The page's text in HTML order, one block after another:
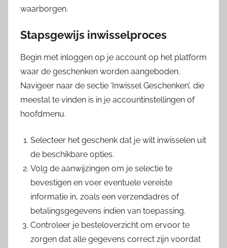
waarborgen.
Stapsgewijs inwisselproces
Begin met inloggen op je account op het platform
waar de geschenken worden aangeboden.
Navigeer naar de sectie ‘Inwissel Geschenken’, die
meestal te vinden is in je accountinstellingen of
hoofdmenu.
Selecteer het geschenk dat je wilt inwisselen uit
de beschikbare opties.
Volg de aanwijzingen om je selectie te
bevestigen en voer eventuele vereiste
informatie in, zoals een verzendadres of
betalingsgegevens indien van toepassing.
Controleer je besteloverzicht om ervoor te
zorgen dat alle gegevens correct zijn voordat